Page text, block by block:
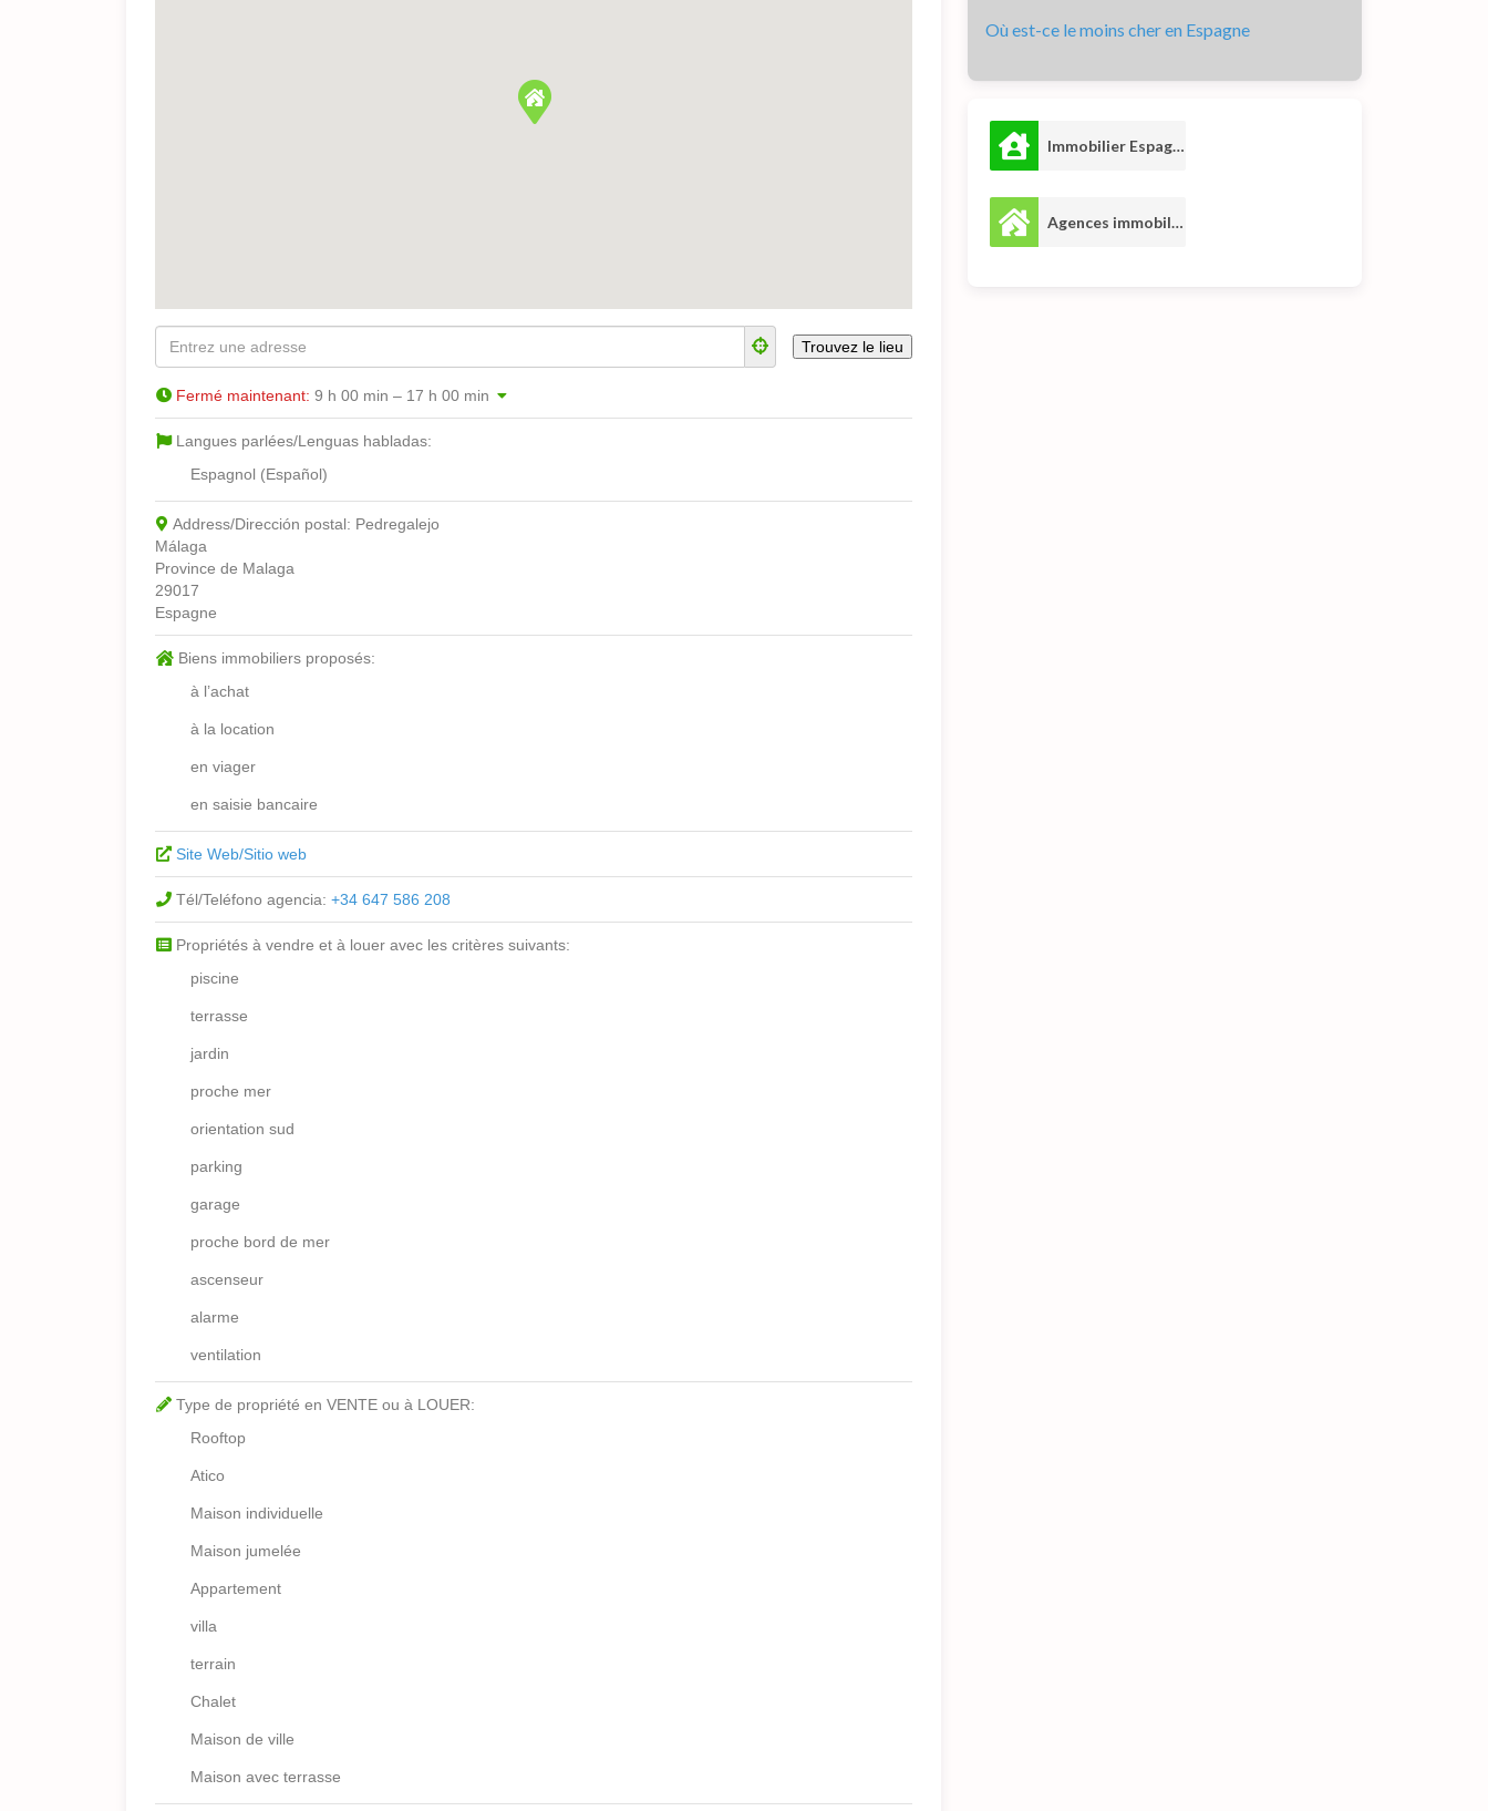
Fermé maintenant: 9 h 00 min – 17 h 00 min
Langues parlées/Lenguas habladas:
Espagnol (Español)
Address/Dirección postal: Pedregalejo
Málaga
Province de Malaga
29017
Espagne
Biens immobiliers proposés:
à l’achat
à la location
en viager
en saisie bancaire
Site Web/Sitio web
Tél/Teléfono agencia: +34 647 586 208
Propriétés à vendre et à louer avec les critères suivants:
piscine
terrasse
jardin
proche mer
orientation sud
parking
garage
proche bord de mer
ascenseur
alarme
ventilation
Type de propriété en VENTE ou à LOUER:
Rooftop
Atico
Maison individuelle
Maison jumelée
Appartement
villa
terrain
Chalet
Maison de ville
Maison avec terrasse
Où est-ce le moins cher en Espagne
Immobilier Espagne
Agences immobilières